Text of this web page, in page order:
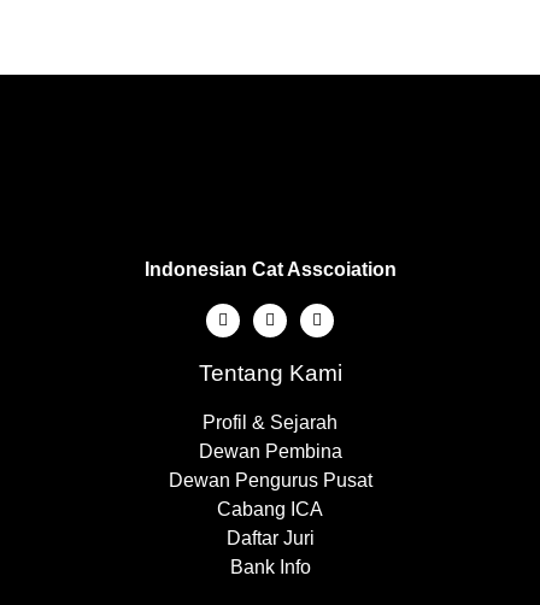
Indonesian Cat Asscoiation
Tentang Kami
Profil & Sejarah
Dewan Pembina
Dewan Pengurus Pusat
Cabang ICA
Daftar Juri
Bank Info